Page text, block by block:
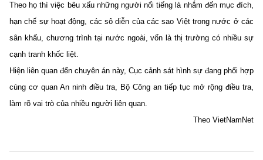
Theo họ thì việc bêu xấu những người nổi tiếng là nhắm đến mục đích,
hạn chế sự hoạt động, các sô diễn của các sao Việt trong nước ở các
sân khấu, chương trình tại nước ngoài, vốn là thị trường có nhiều sự
cạnh tranh khốc liệt.
Hiện liên quan đến chuyên án này, Cục cảnh sát hình sự đang phối hợp
cùng cơ quan An ninh điều tra, Bộ Công an tiếp tục mở rộng điều tra,
làm rõ vai trò của nhiều người liên quan.
Theo VietNamNet